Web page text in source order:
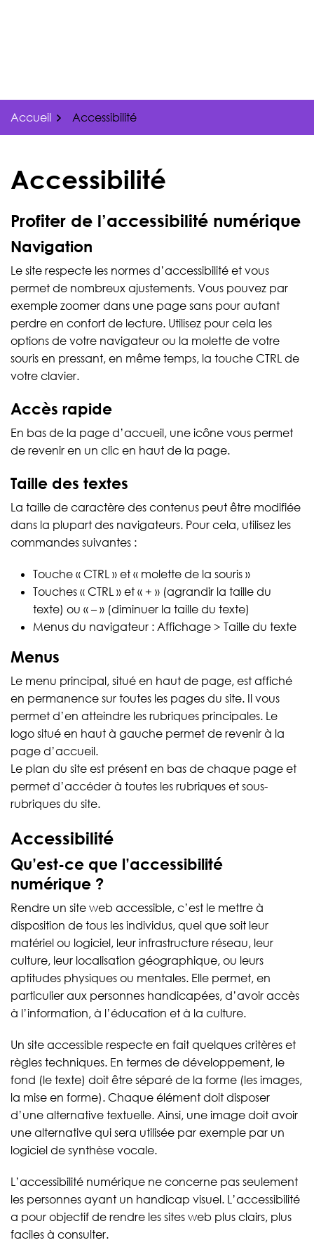
Accueil Accessibilité
Accessibilité
Profiter de l’accessibilité numérique
Navigation
Le site respecte les normes d’accessibilité et vous
permet de nombreux ajustements. Vous pouvez par
exemple zoomer dans une page sans pour autant
perdre en confort de lecture. Utilisez pour cela les
options de votre navigateur ou la molette de votre
souris en pressant, en même temps, la touche CTRL de
votre clavier.
Accès rapide
En bas de la page d’accueil, une icône vous permet
de revenir en un clic en haut de la page.
Taille des textes
La taille de caractère des contenus peut être modifiée
dans la plupart des navigateurs. Pour cela, utilisez les
commandes suivantes :
Touche « CTRL » et « molette de la souris »
Touches « CTRL » et « + » (agrandir la taille du
texte) ou « – » (diminuer la taille du texte)
Menus du navigateur : Affichage > Taille du texte
Menus
Le menu principal, situé en haut de page, est affiché
en permanence sur toutes les pages du site. Il vous
permet d’en atteindre les rubriques principales. Le
logo situé en haut à gauche permet de revenir à la
page d’accueil.
Le plan du site est présent en bas de chaque page et
permet d’accéder à toutes les rubriques et sous-
rubriques du site.
Accessibilité
Qu’est-ce que l’accessibilité
numérique ?
Rendre un site web accessible, c’est le mettre à
disposition de tous les individus, quel que soit leur
matériel ou logiciel, leur infrastructure réseau, leur
culture, leur localisation géographique, ou leurs
aptitudes physiques ou mentales. Elle permet, en
particulier aux personnes handicapées, d’avoir accès
à l’information, à l’éducation et à la culture.
Un site accessible respecte en fait quelques critères et
règles techniques. En termes de développement, le
fond (le texte) doit être séparé de la forme (les images,
la mise en forme). Chaque élément doit disposer
d’une alternative textuelle. Ainsi, une image doit avoir
une alternative qui sera utilisée par exemple par un
logiciel de synthèse vocale.
L’accessibilité numérique ne concerne pas seulement
les personnes ayant un handicap visuel. L’accessibilité
a pour objectif de rendre les sites web plus clairs, plus
faciles à consulter.